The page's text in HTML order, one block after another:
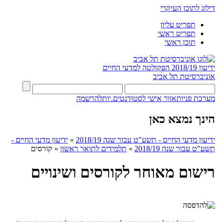
דילוג לתוכן העיקרי
תפריט עליון
תפריט ראשי
תוכן ראשי
ידיעון 2018/19
הפקולטה למדעי החיים
אוניברסיטת תל אביב
מערכת פניותאזור אישי לסטודנטים.יותלהרשמה
הינך נמצא כאן
ידיעון מדעי החיים - תשע"ט עבור שנה 2018/19 » ידיעון מדעי החיים -
תשע"ט עבור שנה 2018/19
» תלמידים לתואר ראשון » קורסים
רישום מאוחר לקורסים ושינויים